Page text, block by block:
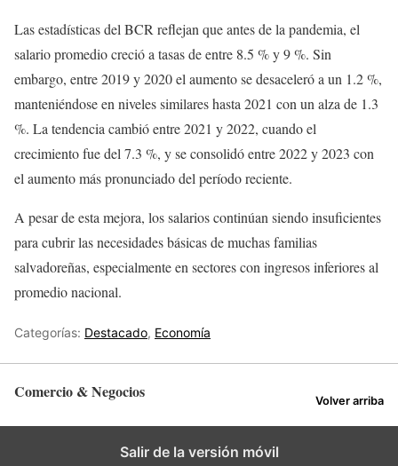
Las estadísticas del BCR reflejan que antes de la pandemia, el
salario promedio creció a tasas de entre 8.5 % y 9 %. Sin
embargo, entre 2019 y 2020 el aumento se desaceleró a un 1.2 %,
manteniéndose en niveles similares hasta 2021 con un alza de 1.3
%. La tendencia cambió entre 2021 y 2022, cuando el
crecimiento fue del 7.3 %, y se consolidó entre 2022 y 2023 con
el aumento más pronunciado del período reciente.
A pesar de esta mejora, los salarios continúan siendo insuficientes
para cubrir las necesidades básicas de muchas familias
salvadoreñas, especialmente en sectores con ingresos inferiores al
promedio nacional.
Categorías: Destacado, Economía
Comercio & Negocios Volver arriba
Salir de la versión móvil